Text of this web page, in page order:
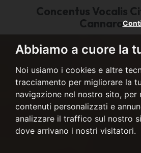
Abbiamo a cuore la
Noi usiamo i cookies e altre
tracciamento per migliorare la
navigazione nel nostro sito, per
contenuti personalizzati e
analizzare il traffico sul nostro
dove arrivano i nostri visitatori.
Concentus Vocalis
Cannara